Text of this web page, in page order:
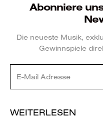
Abonniere
Die neueste Musik,
Gewinnspiele
WEITERLESEN